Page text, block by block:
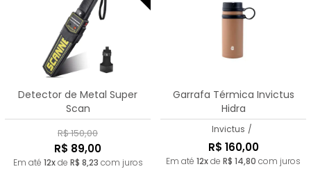
Detector de Metal Super
Scan
R$ 150,00
R$ 89,00
Em até 12xde R$ 8,23 com juros
Garrafa Térmica Invictus
Hidra
Invictus /
R$ 160,00
Em até 12xde R$ 14,80 com juros